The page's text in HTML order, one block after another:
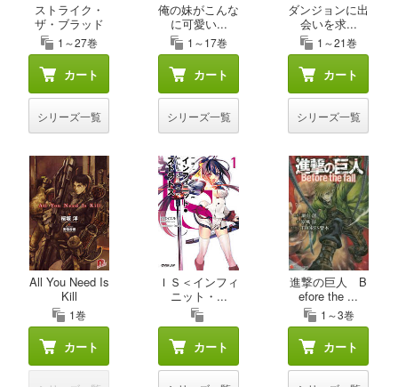
ストライク・
ザ・ブラッド
1～27巻
カート
シリーズ一覧
俺の妹がこんな
に可愛い...
1～17巻
カート
シリーズ一覧
ダンジョンに出
会いを求...
1～21巻
カート
シリーズ一覧
All You Need Is
Kill
1巻
カート
ＩＳ＜インフィ
ニット・...
カート
進撃の巨人 B
efore the ...
1～3巻
カート